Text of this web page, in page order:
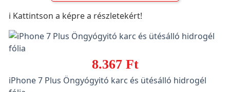
ℹ️ Kattintson a képre a részletekért!
8.367 Ft
iPhone 7 Plus Öngyógyitó karc és ütésálló hidrogél